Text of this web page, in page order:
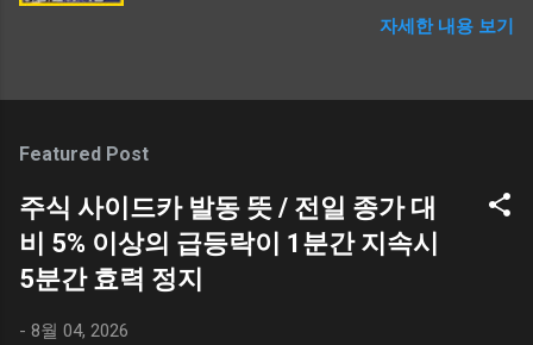
계 `로 이해할 수 있다. `귀문과 혼문`은 어쨌든 `
해 한자와 영어 단어를 같이 살펴볼 필요가 있
Hunters ` 귀문과 혼문 `이란 단어를 사람들이
개한 애니메이션 ` 케이팝 데몬 헌터스 (케데헌 /
KPOP Demon Hunters) `일 것이다. 애니메이션
에서 언급하는 `귀문과 혼문`의 의미는 명확하
캡쳐 후 자동 저장 `한다. 먼저, 자신이 최소 1번
한 이미지들이 저장되어 있을 것이고, 사용하지
수 있다. 탐색기 > 사진 > 스크린샷 Shift + 윈도
우키 + S / 윈도우 캡쳐도구 단축키 윈도우에서
화면을 캡쳐할 때 사용하는 단축키는 ` Shift +
윈도우키 + S `이다. 화면을 캡쳐하는 목적이야
기본값은 픽셀이다. 단어가 다를 뿐이지만, 엑셀
로 제공하는 엑셀과 비슷한 프로그램이다. 웹,
수 있다. 조금 불편할 따름이지만 말이다. 구글
스프레드시트에서 문서를 작성하다보면 엑셀과
는 다른 불편함이 있는데 행 높이를 수정하는 것
이 그렇다. 마이크로소프트의 엑셀과 사용법이
자세한 내용 보기
Featured Post
주식 사이드카 발동 뜻 / 전일 종가 대
비 5% 이상의 급등락이 1분간 지속시
5분간 효력 정지
- 8월 04, 2026